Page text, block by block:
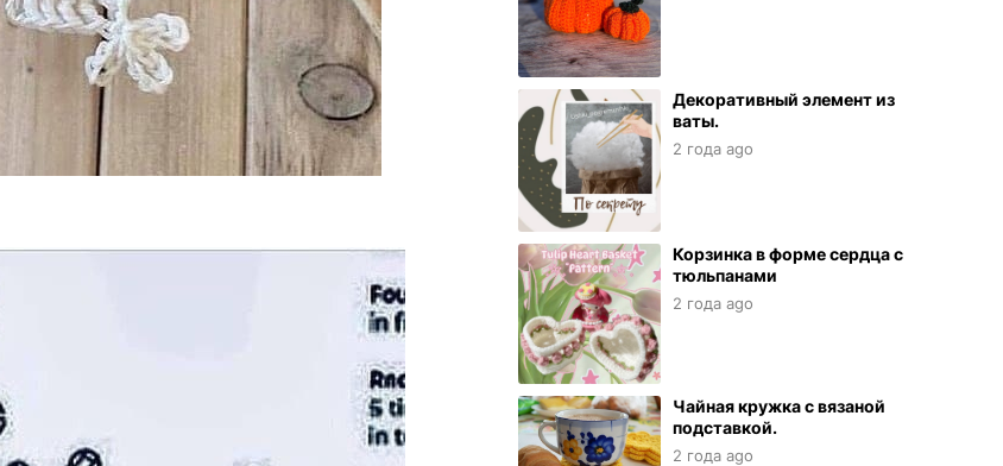
Декоративный элемент из
ваты.
2 года ago
Корзинка в форме сердца с
тюльпанами
2 года ago
Чайная кружка с вязаной
подставкой.
2 года ago